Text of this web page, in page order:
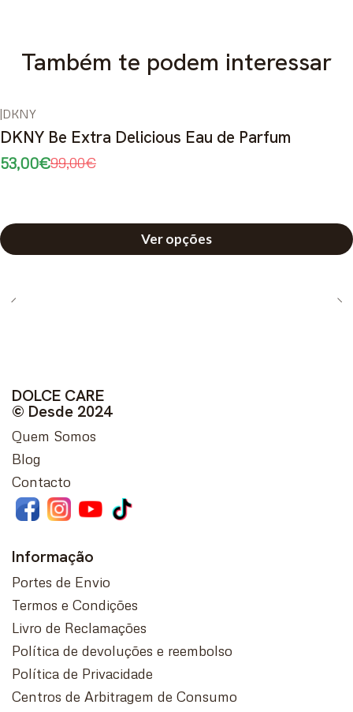
Também te podem interessar
-46% DESCONTO
|DKNY
DKNY Be Extra Delicious Eau de Parfum
53,00€99,00€
Ver opções
DOLCE CARE
© Desde 2024
Quem Somos
Blog
Contacto
Informação
Portes de Envio
Termos e Condições
Livro de Reclamações
Política de devoluções e reembolso
Política de Privacidade
Centros de Arbitragem de Consumo